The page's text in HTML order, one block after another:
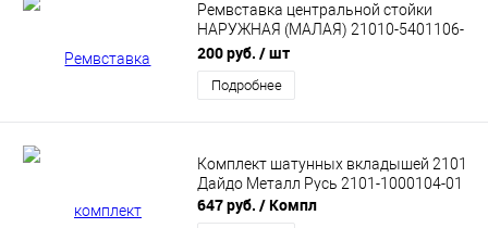
Ремвставка центральной стойки
НАРУЖНАЯ (МАЛАЯ) 21010-5401106-
02
200 руб. / шт
Подробнее
Комплект шатунных вкладышей 2101
Дайдо Металл Русь 2101-1000104-01
647 руб. / Компл